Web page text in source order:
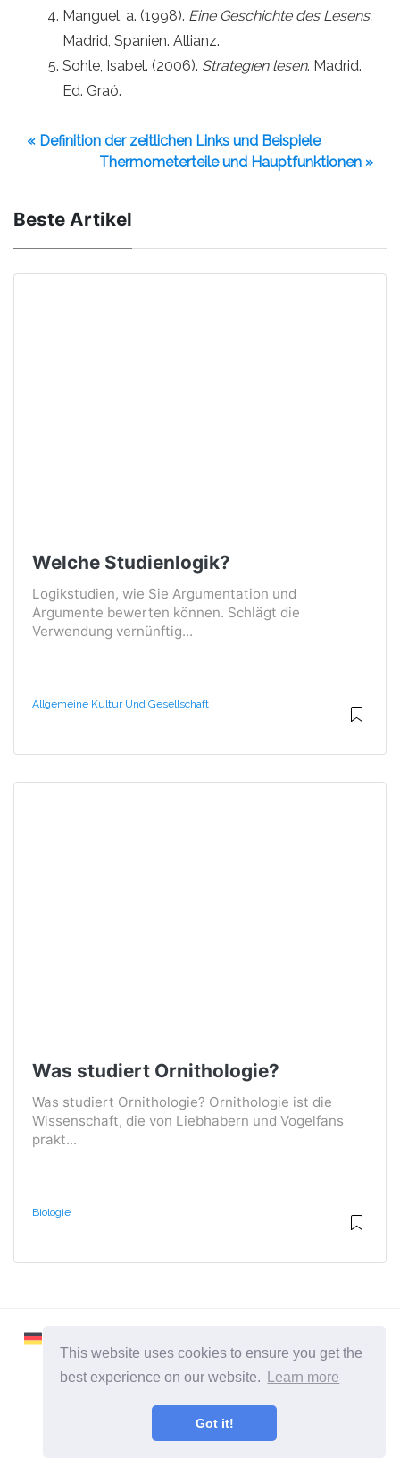
This website uses cookies to ensure you get the
best experience on our website.
Learn more
Got it!
Manguel, a. (1998). Eine Geschichte des Lesens.
Madrid, Spanien. Allianz.
Sohle, Isabel. (2006). Strategien lesen. Madrid.
Ed. Graó.
« Definition der zeitlichen Links und Beispiele
Thermometerteile und Hauptfunktionen »
Beste Artikel
Welche Studienlogik?
Logikstudien, wie Sie Argumentation und
Argumente bewerten können. Schlägt die
Verwendung vernünftig...
Allgemeine Kultur Und Gesellschaft
Was studiert Ornithologie?
Was studiert Ornithologie? Ornithologie ist die
Wissenschaft, die von Liebhabern und Vogelfans
prakt...
Biologie
2026 ©Learnaboutworld
Alle Kategorien